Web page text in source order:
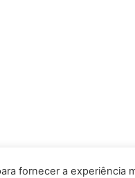
fornecer a experiência